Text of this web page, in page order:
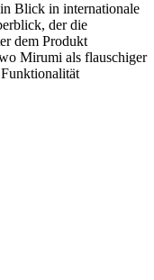
Blick in internationale
der die
dem Produkt
Mirumi als flauschiger